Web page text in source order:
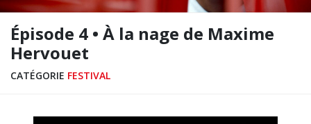
Épisode 4 • À la nage de Maxime
Hervouet
CATÉGORIE FESTIVAL